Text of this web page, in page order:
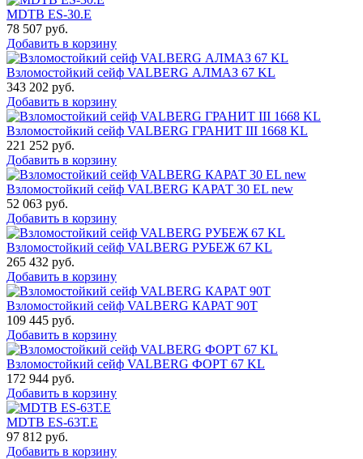
MDTB ES-30.Е
78 507 руб.
Добавить в корзину
Взломостойкий сейф VALBERG АЛМАЗ 67 KL
343 202 руб.
Добавить в корзину
Взломостойкий сейф VALBERG ГРАНИТ III 1668 KL
221 252 руб.
Добавить в корзину
Взломостойкий сейф VALBERG КАРАТ 30 EL new
52 063 руб.
Добавить в корзину
Взломостойкий сейф VALBERG РУБЕЖ 67 KL
265 432 руб.
Добавить в корзину
Взломостойкий сейф VALBERG КАРАТ 90T
109 445 руб.
Добавить в корзину
Взломостойкий сейф VALBERG ФОРТ 67 KL
172 944 руб.
Добавить в корзину
MDTB ES-63Т.Е
97 812 руб.
Добавить в корзину